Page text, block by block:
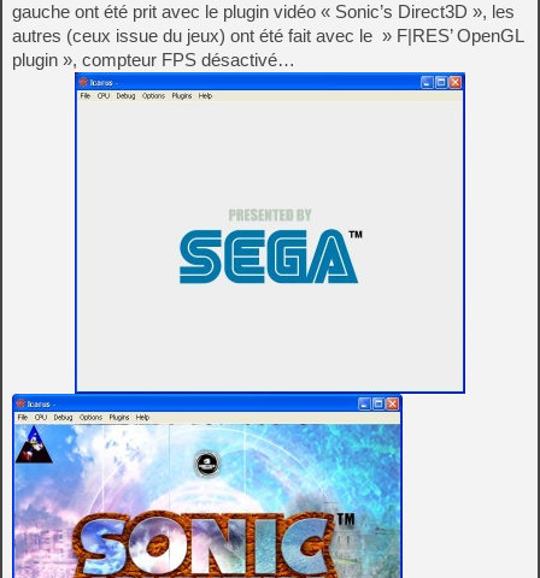
gauche ont été prit avec le plugin vidéo « Sonic’s Direct3D », les
autres (ceux issue du jeux) ont été fait avec le » F|RES’ OpenGL
plugin », compteur FPS désactivé…